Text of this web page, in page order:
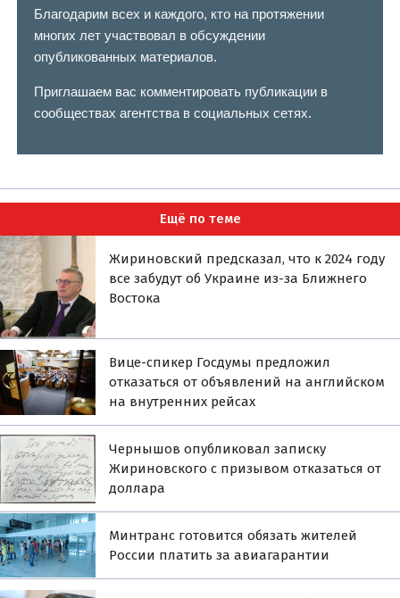
Благодарим всех и каждого, кто на протяжении
многих лет участвовал в обсуждении
опубликованных материалов.
Приглашаем вас комментировать публикации в
сообществах агентства в социальных сетях.
Ещё по теме
Жириновский предсказал, что к 2024 году
все забудут об Украине из-за Ближнего
Востока
Вице-спикер Госдумы предложил
отказаться от объявлений на английском
на внутренних рейсах
Чернышов опубликовал записку
Жириновского с призывом отказаться от
доллара
Минтранс готовится обязать жителей
России платить за авиагарантии